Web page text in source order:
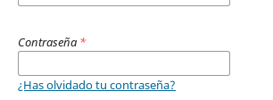
Contraseña *
¿Has olvidado tu contraseña?